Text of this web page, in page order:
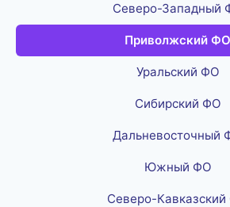
Северо-Западный
Приволжский ФО
Уральский ФО
Сибирский ФО
Дальневосточный
Южный ФО
Северо-